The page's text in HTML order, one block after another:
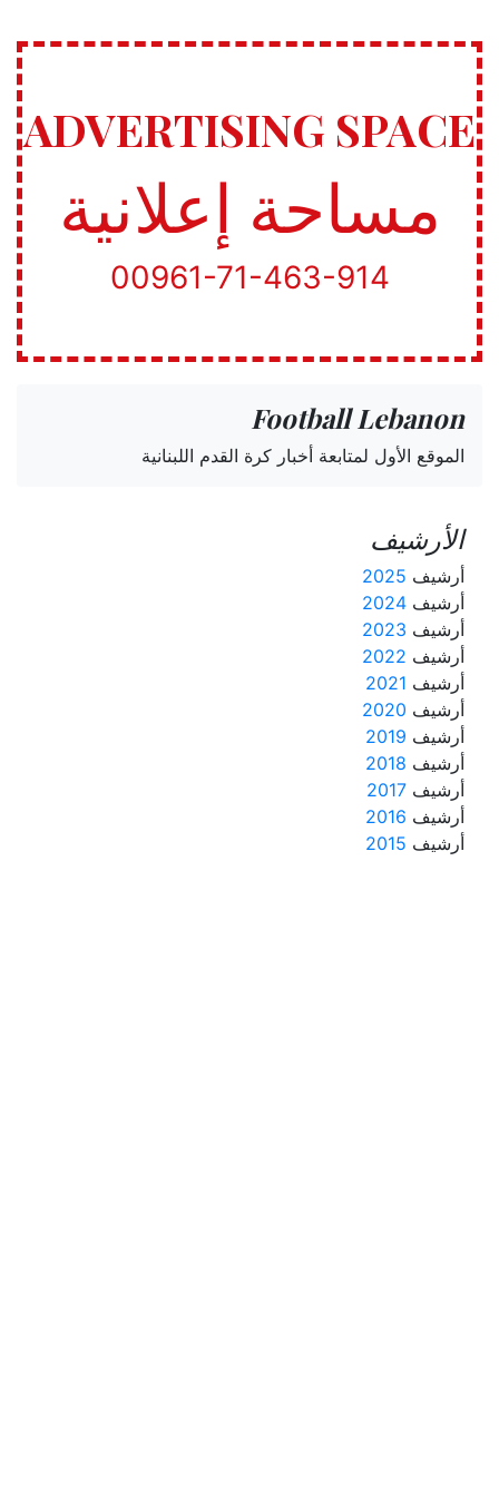
ADVERTISING SPACE
مساحة إعلانية
00961-71-463-914
Football Lebanon
الموقع الأول لمتابعة أخبار كرة القدم اللبنانية
الأرشيف
أرشيف 2025
أرشيف 2024
أرشيف 2023
أرشيف 2022
أرشيف 2021
أرشيف 2020
أرشيف 2019
أرشيف 2018
أرشيف 2017
أرشيف 2016
أرشيف 2015